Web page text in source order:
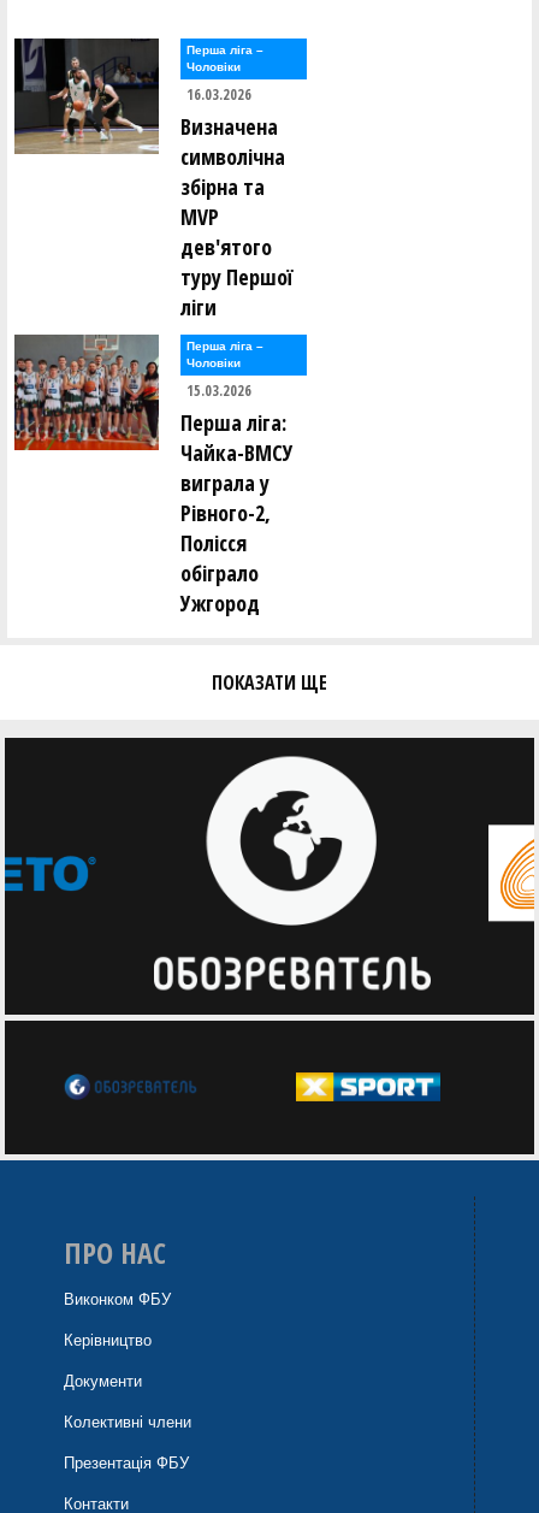
Перша лiга –
Чоловiки
16.03.2026
Визначена
символічна
збірна та
MVP
дев'ятого
туру Першої
ліги
Перша лiга –
Чоловiки
15.03.2026
Перша ліга:
Чайка-ВМСУ
виграла у
Рівного-2,
Полісся
обіграло
Ужгород
ПОКАЗАТИ ЩЕ
ПРО НАС
Виконком ФБУ
Керівництво
Документи
Колективні члени
Презентація ФБУ
Контакти